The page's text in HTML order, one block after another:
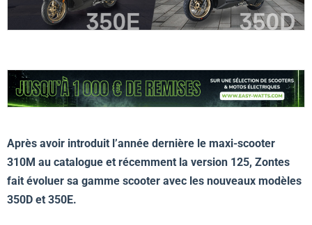
Après avoir introduit l’année dernière le maxi-scooter
310M au catalogue et récemment la version 125, Zontes
fait évoluer sa gamme scooter avec les nouveaux modèles
350D et 350E.